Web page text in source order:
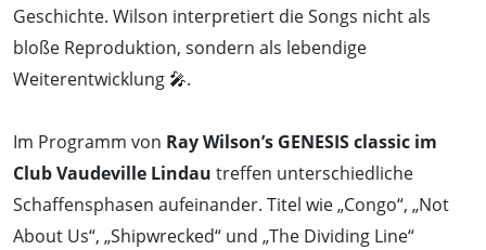
Geschichte. Wilson interpretiert die Songs nicht als
bloße Reproduktion, sondern als lebendige
Weiterentwicklung 🎤.
Im Programm von Ray Wilson’s GENESIS classic im
Club Vaudeville Lindau treffen unterschiedliche
Schaffensphasen aufeinander. Titel wie „Congo“, „Not
About Us“, „Shipwrecked“ und „The Dividing Line“